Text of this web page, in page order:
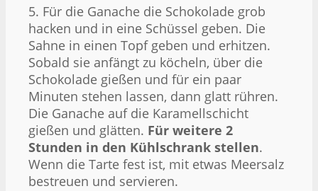
5. Für die Ganache die Schokolade grob
hacken und in eine Schüssel geben. Die
Sahne in einen Topf geben und erhitzen.
Sobald sie anfängt zu köcheln, über die
Schokolade gießen und für ein paar
Minuten stehen lassen, dann glatt rühren.
Die Ganache auf die Karamellschicht
gießen und glätten. Für weitere 2
Stunden in den Kühlschrank stellen.
Wenn die Tarte fest ist, mit etwas Meersalz
bestreuen und servieren.